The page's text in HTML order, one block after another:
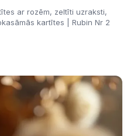
ar rozēm, zeltīti uzraksti,
kartītes | Rubin Nr 2